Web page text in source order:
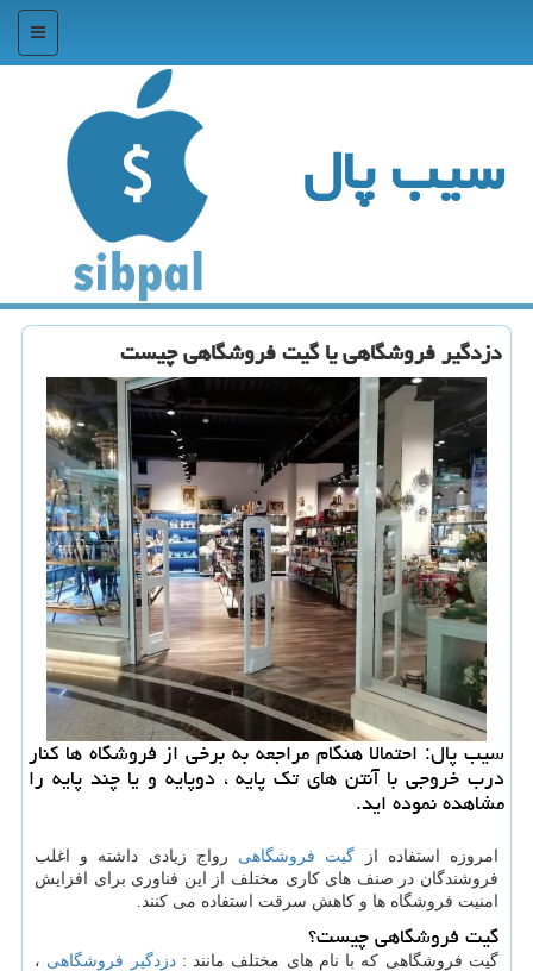
منو
سیب پال
دزدگیر فروشگاهی یا گیت فروشگاهی چیست
سیب پال: احتمالا هنگام مراجعه به برخی از فروشگاه ها كنار
درب خروجی با آنتن های تك پایه ، دوپایه و یا چند پایه را
مشاهده نموده اید.
امروزه استفاده از گیت فروشگاهی رواج زیادی داشته و اغلب
فروشندگان در صنف های کاری مختلف از این فناوری برای افزایش
امنیت فروشگاه ها و کاهش سرقت استفاده می کنند.
گیت فروشگاهی چیست؟
گیت فروشگاهی که با نام های مختلف مانند :دزدگیر فروشگاهی ،